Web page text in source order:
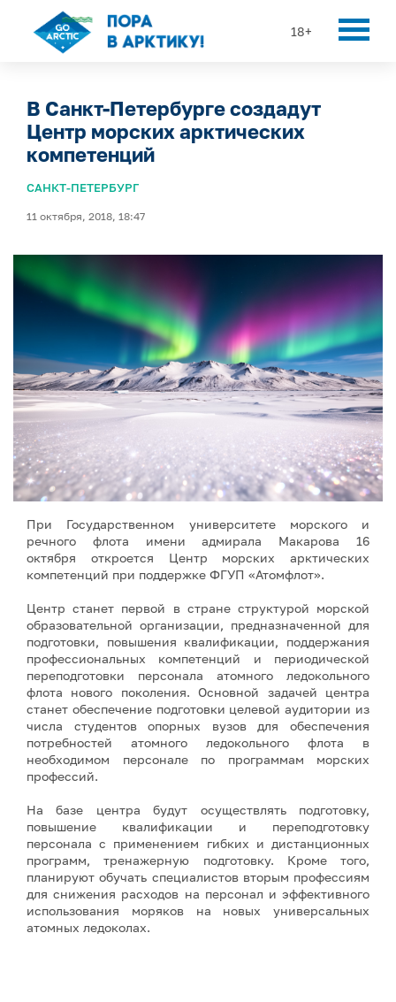
18+
В Санкт-Петербурге создадут
Центр морских арктических
компетенций
САНКТ-ПЕТЕРБУРГ
11 октября, 2018, 18:47
При Государственном университете морского и
речного флота имени адмирала Макарова 16
октября откроется Центр морских арктических
компетенций при поддержке ФГУП «Атомфлот».
Центр станет первой в стране структурой морской
образовательной организации, предназначенной для
подготовки, повышения квалификации, поддержания
профессиональных компетенций и периодической
переподготовки персонала атомного ледокольного
флота нового поколения. Основной задачей центра
станет обеспечение подготовки целевой аудитории из
числа студентов опорных вузов для обеспечения
потребностей атомного ледокольного флота в
необходимом персонале по программам морских
профессий.
На базе центра будут осуществлять подготовку,
повышение квалификации и переподготовку
персонала с применением гибких и дистанционных
программ, тренажерную подготовку. Кроме того,
планируют обучать специалистов вторым профессиям
для снижения расходов на персонал и эффективного
использования моряков на новых универсальных
атомных ледоколах.